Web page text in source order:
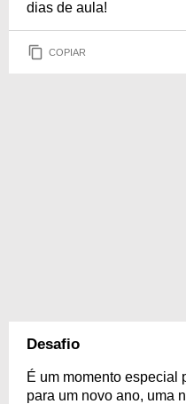
dias de aula!
COPIAR
Desafio
É um momento especial
para um novo ano, uma